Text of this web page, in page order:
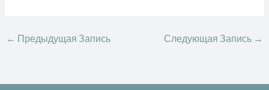
← Предыдущая Запись Следующая Запись →